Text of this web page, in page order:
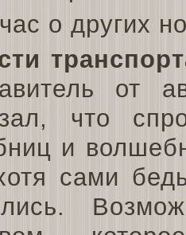
о других
от
что
и
сами